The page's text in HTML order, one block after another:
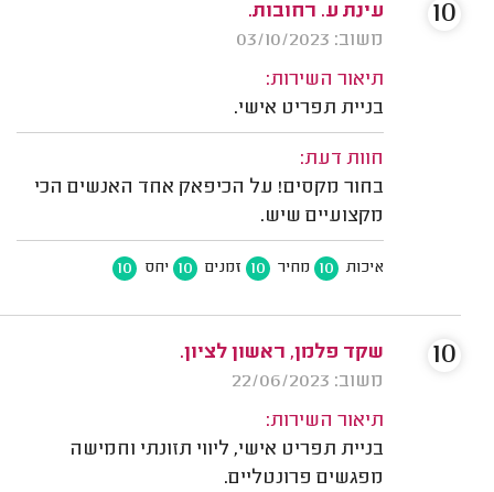
עינת ע. רחובות.
משוב: 03/10/2023
תיאור השירות:
בניית תפריט אישי.
חוות דעת:
בחור מקסים! על הכיפאק אחד האנשים הכי
מקצועיים שיש.
איכות 10 מחיר 10 זמנים 10 יחס 10
10
שקד פלמן, ראשון לציון.
משוב: 22/06/2023
תיאור השירות:
בניית תפריט אישי, ליווי תזונתי וחמישה
מפגשים פרונטליים.
10